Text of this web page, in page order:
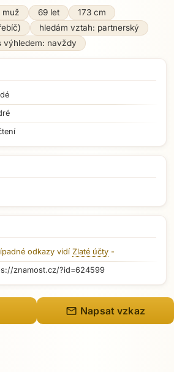
muž 69 let
173 cm
hledám vztah: partnerský
výhledem: navždy
odkazy vidí Zlaté účty -
znamost.cz/?id=624599
mail Napsat vzkaz